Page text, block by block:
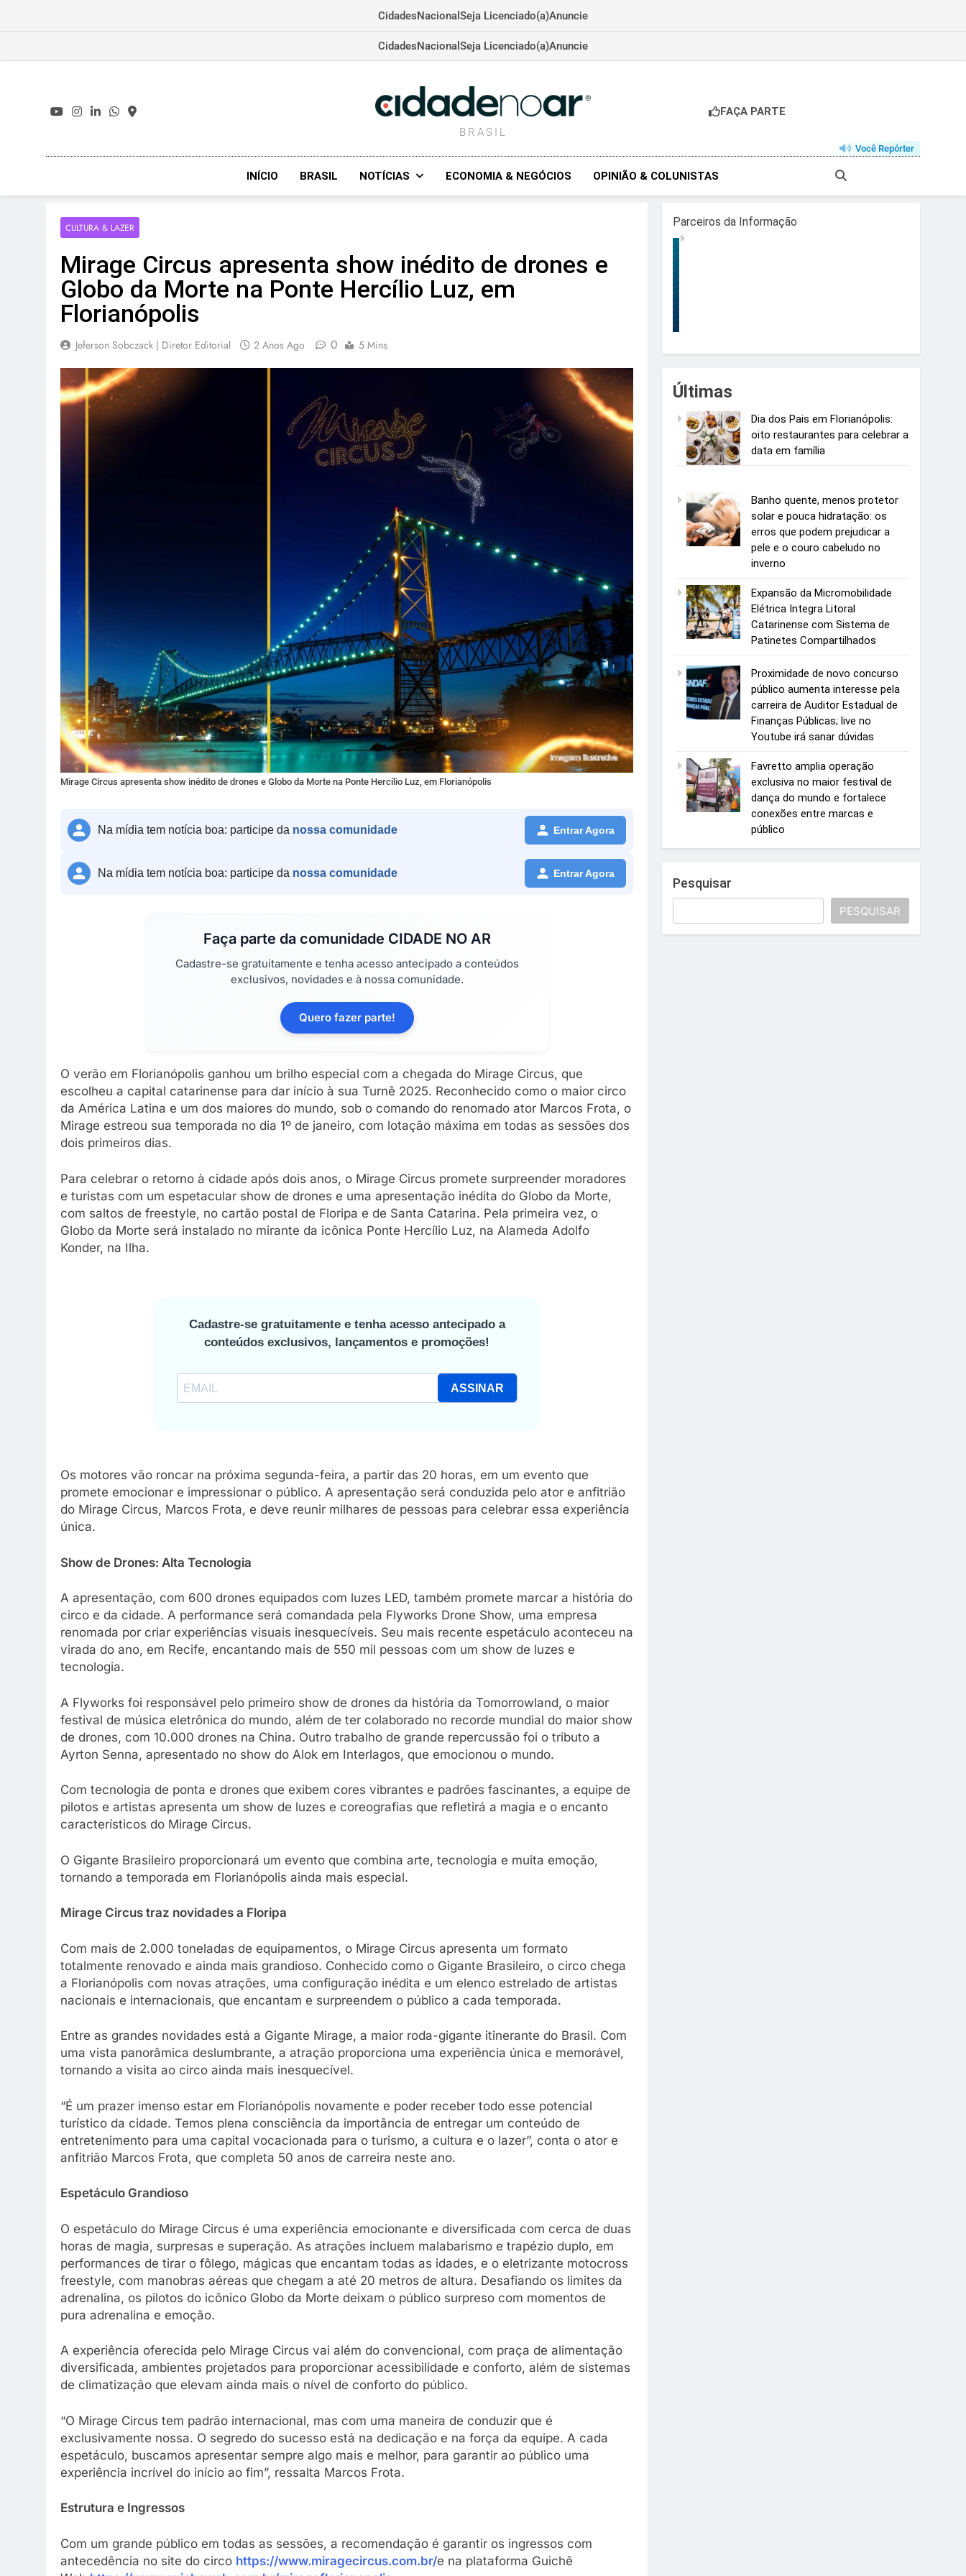
CidadesNacional Seja Licenciado(a)Anuncie
CidadesNacional Seja Licenciado(a)Anuncie
CIDADENOAR.COM
BRASIL
FAÇA PARTE
Você Repórter
INÍCIO BRASIL NOTÍCIAS ECONOMIA & NEGÓCIOS OPINIÃO & COLUNISTAS
CULTURA & LAZER
Mirage Circus apresenta show inédito de drones e
Globo da Morte na Ponte Hercílio Luz, em
Florianópolis
Jeferson Sobczack | Diretor Editorial 2 Anos Ago 0 5 Mins
Mirage Circus apresenta show inédito de drones e Globo da Morte na Ponte Hercílio Luz, em Florianópolis
Na mídia tem notícia boa: participe da nossa comunidade Entrar Agora
Na mídia tem notícia boa: participe da nossa comunidade Entrar Agora
Faça parte da comunidade CIDADE NO AR
Cadastre-se gratuitamente e tenha acesso antecipado a conteúdos
exclusivos, novidades e à nossa comunidade.
Quero fazer parte!
O verão em Florianópolis ganhou um brilho especial com a chegada do Mirage Circus, que
escolheu a capital catarinense para dar início à sua Turnê 2025. Reconhecido como o maior circo
da América Latina e um dos maiores do mundo, sob o comando do renomado ator Marcos Frota, o
Mirage estreou sua temporada no dia 1º de janeiro, com lotação máxima em todas as sessões dos
dois primeiros dias.
Para celebrar o retorno à cidade após dois anos, o Mirage Circus promete surpreender moradores
e turistas com um espetacular show de drones e uma apresentação inédita do Globo da Morte,
com saltos de freestyle, no cartão postal de Floripa e de Santa Catarina. Pela primeira vez, o
Globo da Morte será instalado no mirante da icônica Ponte Hercílio Luz, na Alameda Adolfo
Konder, na Ilha.
Cadastre-se gratuitamente e tenha acesso antecipado a
conteúdos exclusivos, lançamentos e promoções!
ASSINAR
Os motores vão roncar na próxima segunda-feira, a partir das 20 horas, em um evento que
promete emocionar e impressionar o público. A apresentação será conduzida pelo ator e anfitrião
do Mirage Circus, Marcos Frota, e deve reunir milhares de pessoas para celebrar essa experiência
única.
Show de Drones: Alta Tecnologia
A apresentação, com 600 drones equipados com luzes LED, também promete marcar a história do
circo e da cidade. A performance será comandada pela Flyworks Drone Show, uma empresa
renomada por criar experiências visuais inesquecíveis. Seu mais recente espetáculo aconteceu na
virada do ano, em Recife, encantando mais de 550 mil pessoas com um show de luzes e
tecnologia.
A Flyworks foi responsável pelo primeiro show de drones da história da Tomorrowland, o maior
festival de música eletrônica do mundo, além de ter colaborado no recorde mundial do maior show
de drones, com 10.000 drones na China. Outro trabalho de grande repercussão foi o tributo a
Ayrton Senna, apresentado no show do Alok em Interlagos, que emocionou o mundo.
Com tecnologia de ponta e drones que exibem cores vibrantes e padrões fascinantes, a equipe de
pilotos e artistas apresenta um show de luzes e coreografias que refletirá a magia e o encanto
característicos do Mirage Circus.
O Gigante Brasileiro proporcionará um evento que combina arte, tecnologia e muita emoção,
tornando a temporada em Florianópolis ainda mais especial.
Mirage Circus traz novidades a Floripa
Com mais de 2.000 toneladas de equipamentos, o Mirage Circus apresenta um formato
totalmente renovado e ainda mais grandioso. Conhecido como o Gigante Brasileiro, o circo chega
a Florianópolis com novas atrações, uma configuração inédita e um elenco estrelado de artistas
nacionais e internacionais, que encantam e surpreendem o público a cada temporada.
Entre as grandes novidades está a Gigante Mirage, a maior roda-gigante itinerante do Brasil. Com
uma vista panorâmica deslumbrante, a atração proporciona uma experiência única e memorável,
tornando a visita ao circo ainda mais inesquecível.
“É um prazer imenso estar em Florianópolis novamente e poder receber todo esse potencial
turístico da cidade. Temos plena consciência da importância de entregar um conteúdo de
entretenimento para uma capital vocacionada para o turismo, a cultura e o lazer”, conta o ator e
anfitrião Marcos Frota, que completa 50 anos de carreira neste ano.
Espetáculo Grandioso
O espetáculo do Mirage Circus é uma experiência emocionante e diversificada com cerca de duas
horas de magia, surpresas e superação. As atrações incluem malabarismo e trapézio duplo, em
performances de tirar o fôlego, mágicas que encantam todas as idades, e o eletrizante motocross
freestyle, com manobras aéreas que chegam a até 20 metros de altura. Desafiando os limites da
adrenalina, os pilotos do icônico Globo da Morte deixam o público surpreso com momentos de
pura adrenalina e emoção.
A experiência oferecida pelo Mirage Circus vai além do convencional, com praça de alimentação
diversificada, ambientes projetados para proporcionar acessibilidade e conforto, além de sistemas
de climatização que elevam ainda mais o nível de conforto do público.
“O Mirage Circus tem padrão internacional, mas com uma maneira de conduzir que é
exclusivamente nossa. O segredo do sucesso está na dedicação e na força da equipe. A cada
espetáculo, buscamos apresentar sempre algo mais e melhor, para garantir ao público uma
experiência incrível do início ao fim”, ressalta Marcos Frota.
Estrutura e Ingressos
Com um grande público em todas as sessões, a recomendação é garantir os ingressos com
antecedência no site do circo https://www.miragecircus.com.br/e na plataforma Guichê
Parceiros da Informação
Últimas
Dia dos Pais em Florianópolis:
oito restaurantes para celebrar a
data em família
Banho quente, menos protetor
solar e pouca hidratação: os
erros que podem prejudicar a
pele e o couro cabeludo no
inverno
Expansão da Micromobilidade
Elétrica Integra Litoral
Catarinense com Sistema de
Patinetes Compartilhados
Proximidade de novo concurso
público aumenta interesse pela
carreira de Auditor Estadual de
Finanças Públicas; live no
Youtube irá sanar dúvidas
Favretto amplia operação
exclusiva no maior festival de
dança do mundo e fortalece
conexões entre marcas e
público
Pesquisar
PESQUISAR